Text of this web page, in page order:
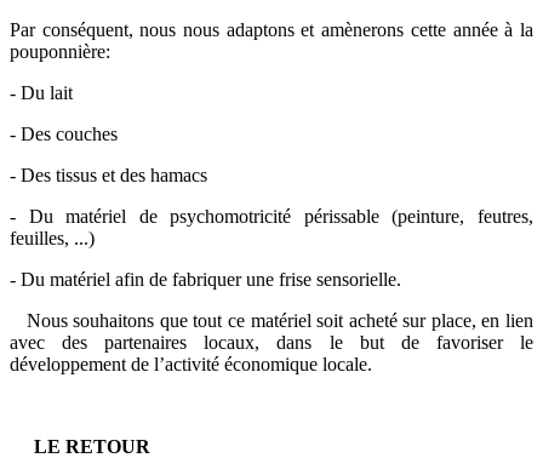
Par conséquent, nous nous adaptons et amènerons cette année à la
pouponnière:
- Du lait
- Des couches
- Des tissus et des hamacs
- Du matériel de psychomotricité périssable (peinture, feutres,
feuilles, ...)
- Du matériel afin de fabriquer une frise sensorielle.
Nous souhaitons que tout ce matériel soit acheté sur place, en lien
avec des partenaires locaux, dans le but de favoriser le
développement de l’activité économique locale.
LE RETOUR